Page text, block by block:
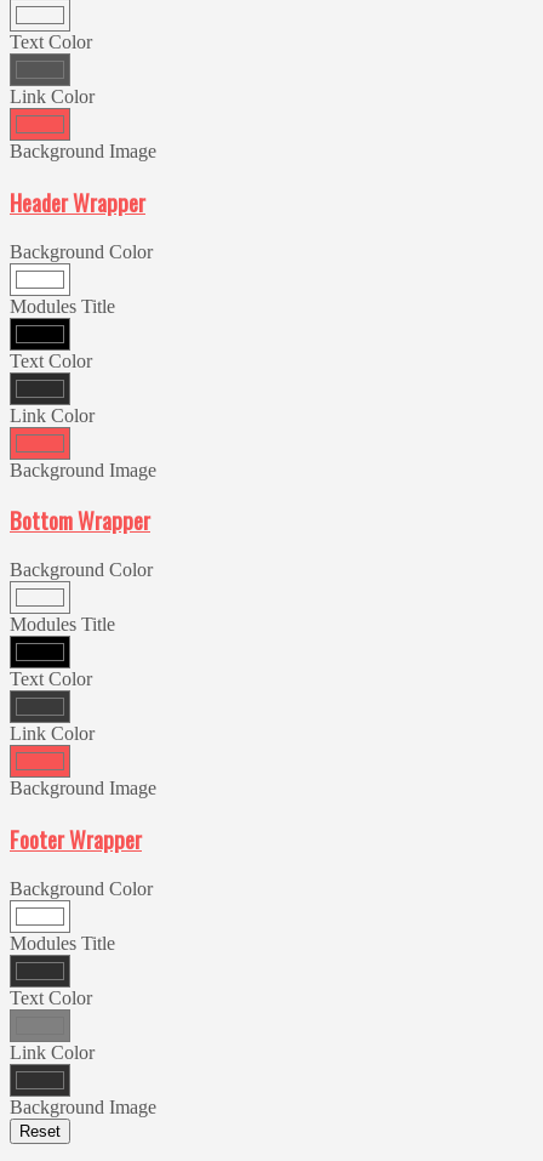
Text Color
Link Color
Background Image
Header Wrapper
Background Color
Modules Title
Text Color
Link Color
Background Image
Bottom Wrapper
Background Color
Modules Title
Text Color
Link Color
Background Image
Footer Wrapper
Background Color
Modules Title
Text Color
Link Color
Background Image